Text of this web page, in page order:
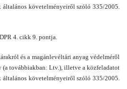
általános követelményeiről szóló 335/2005.
4. cikk 9. pontja.
és a magánlevéltári anyag védelméről
továbbiakban: Ltv.), illetve a közfeladatot
általános követelményeiről szóló 335/2005.